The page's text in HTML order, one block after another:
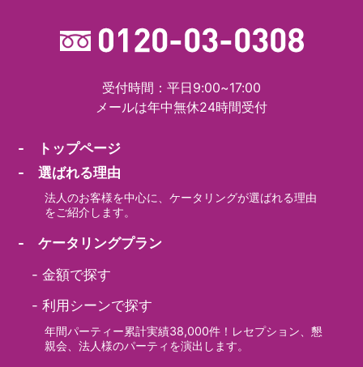
受付時間：平日9:00~17:00
メールは年中無休24時間受付
- トップページ
- 選ばれる理由
法人のお客様を中心に、ケータリングが選ばれる理由
をご紹介します。
- ケータリングプラン
-金額で探す
-利用シーンで探す
年間パーティー累計実績38,000件！レセプション、懇
親会、法人様のパーティを演出します。